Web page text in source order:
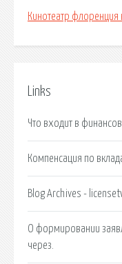
Кинотеатр флоренция
Links
Что входит в
Компенсация по
Blog Archives -
О формировании
через.